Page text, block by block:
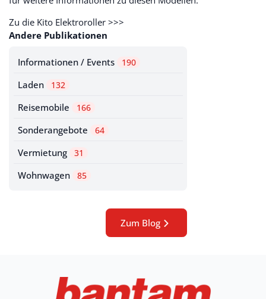
Zu die Kito Elektroroller >>>
Andere Publikationen
Informationen / Events 190
Laden 132
Reisemobile 166
Sonderangebote 64
Vermietung 31
Wohnwagen 85
Zum Blog